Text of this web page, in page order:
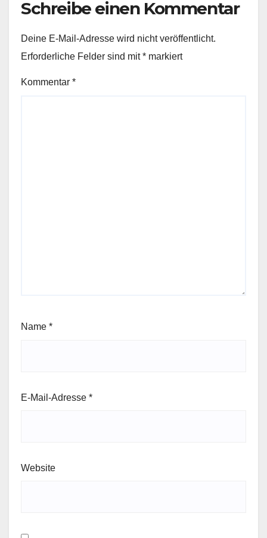
Schreibe einen Kommentar
Deine E-Mail-Adresse wird nicht veröffentlicht.
Erforderliche Felder sind mit* markiert
Kommentar *
Name *
E-Mail-Adresse *
Website